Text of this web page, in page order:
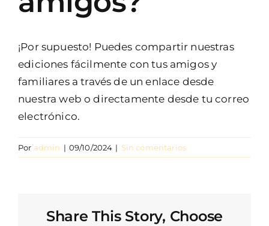
Blog
Contacto
¡Por supuesto! Puedes compartir nuestras
ediciones fácilmente con tus amigos y
familiares a través de un enlace desde
nuestra web o directamente desde tu correo
electrónico.
Por admin | 09/10/2024 | Sin comentarios
Share This Story, Choose